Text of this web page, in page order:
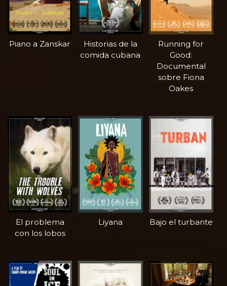
Piano a Zanskar
Historias de la
comida cubana
Running for
Good:
Documental
sobre Fiona
Oakes
El problema
con los lobos
Liyana Bajo el turbante